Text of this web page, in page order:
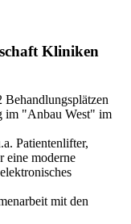
Kliniken
im "Anbau West" im
Patientenlifter,
eine moderne
mit den